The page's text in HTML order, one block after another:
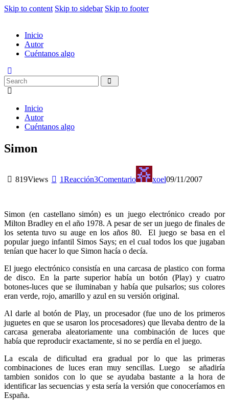
Skip to content Skip to sidebar Skip to footer
Inicio
Autor
Cuéntanos algo
Inicio
Autor
Cuéntanos algo
Simon
819Views 1Reacción3Comentario xoel09/11/2007
Simon (en castellano simón) es un juego electrónico creado por
Milton Bradley en el año 1978. A pesar de ser un juego de finales de
los setenta tuvo su auge en los años 80. El juego se basa en el
popular juego infantil Simos Says; en el cual todos los que jugaban
tenían que hacer lo que Simon hacía o decía.
El juego electrónico consistía en una carcasa de plastico con forma
de disco. En la parte superior había un botón (Play) y cuatro
botones-luces que se iluminaban y había que pulsarlos; sus colores
eran verde, rojo, amarillo y azul en su versión original.
Al darle al botón de Play, un procesador (fue uno de los primeros
juguetes en que se usaron los procesadores) que llevaba dentro de la
carcasa generaba aleatoriamente una combinación de luces que
había que reproducir exactamente, si no se perdía en el juego.
La escala de dificultad era gradual por lo que las primeras
combinaciones de luces eran muy sencillas. Luego se añadiría
tambien sonidos con lo que se ayudaba bastante a la hora de
identificar las secuencias y esta sería la versión que conoceríamos en
España.